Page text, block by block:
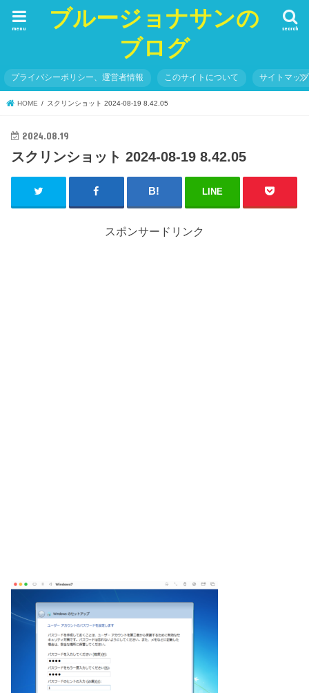
ブルージョナサンの
ブログ
search
menu
プライバシーポリシー、運営者情報 このサイトについて サイトマップ
HOME スクリンショット 2024-08-19 8.42.05
2024.08.19
スクリンショット 2024-08-19 8.42.05
LINE
スポンサードリンク